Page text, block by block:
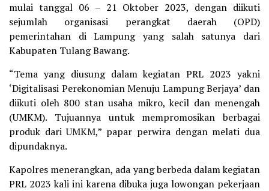
mulai tanggal 06 – 21 Oktober 2023, dengan diikuti
sejumlah organisasi perangkat daerah (OPD)
pemerintahan di Lampung yang salah satunya dari
Kabupaten Tulang Bawang.
“Tema yang diusung dalam kegiatan PRL 2023 yakni
‘Digitalisasi Perekonomian Menuju Lampung Berjaya’ dan
diikuti oleh 800 stan usaha mikro, kecil dan menengah
(UMKM). Tujuannya untuk mempromosikan berbagai
produk dari UMKM,” papar perwira dengan melati dua
dipundaknya.
Kapolres menerangkan, ada yang berbeda dalam kegiatan
PRL 2023 kali ini karena dibuka juga lowongan pekerjaan